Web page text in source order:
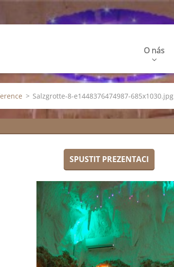
O nás
> Salzgrotte-8-e1448376474987-685x1030.jpg
SPUSTIT PREZENTACI